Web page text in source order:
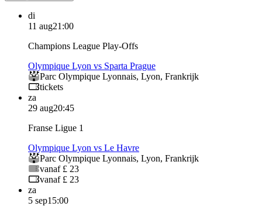
di
11 aug21:00
Champions League Play-Offs
Olympique Lyon vs Sparta Prague
Parc Olympique Lyonnais, Lyon, Frankrijk
tickets
za
29 aug20:45
Franse Ligue 1
Olympique Lyon vs Le Havre
Parc Olympique Lyonnais, Lyon, Frankrijk
vanaf £ 23
vanaf £ 23
za
5 sep15:00